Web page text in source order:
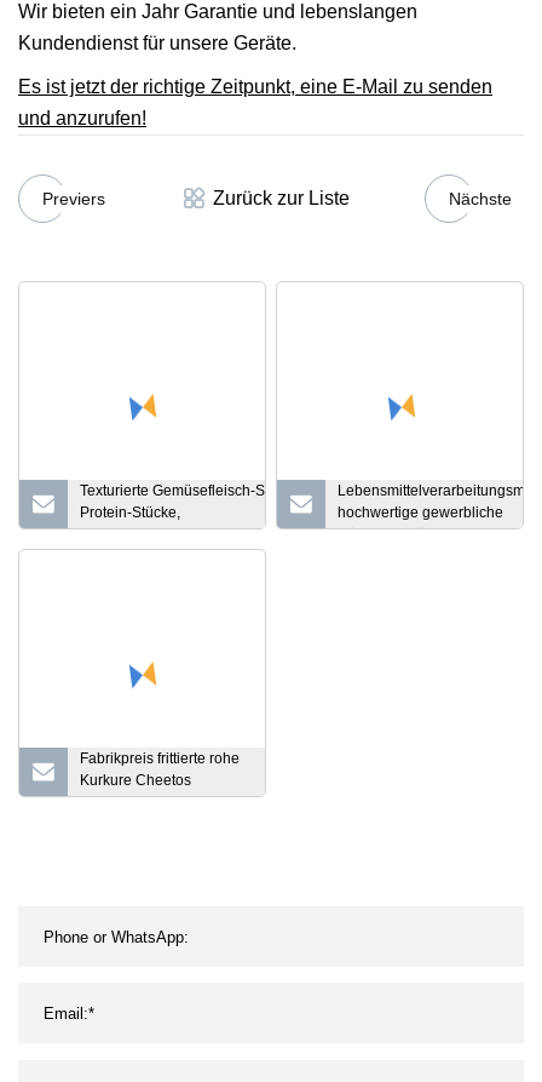
Wir bieten ein Jahr Garantie und lebenslangen
Kundendienst für unsere Geräte.
Es ist jetzt der richtige Zeitpunkt, eine E-Mail zu senden
und anzurufen!
Previers Zurück zur Liste Nächste
Texturierte Gemüsefleisch-Soja-
Protein-Stücke,
Lebensmittelherstellungsmaschine,
hochwertige gewerbliche
Küchenausrüstung,
Fabrikpreis frittierte rohe
Kurkure Cheetos
knuspriger Snack Nik Nak
Extrusionsprozessor